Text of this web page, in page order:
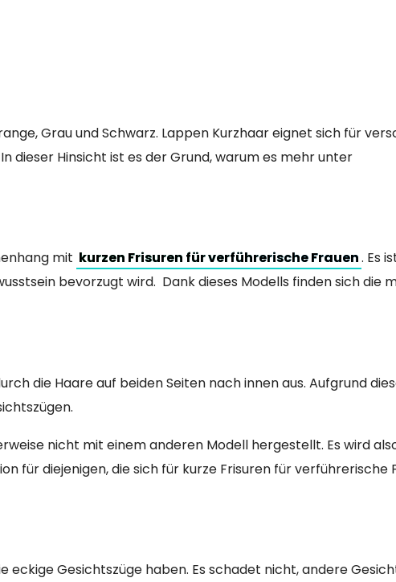
Grau und Schwarz. Lappen Kurzhaar eignet sich für
dieser Hinsicht ist es der Grund, warum es mehr unter
mit kurzen Frisuren für verführerische Frauen. Es
bevorzugt wird. Dank dieses Modells finden sich die
die Haare auf beiden Seiten nach innen aus. Aufgrund
nicht mit einem anderen Modell hergestellt. Es wird
für diejenigen, die sich für kurze Frisuren für verführerische
eckige Gesichtszüge haben. Es schadet nicht, andere